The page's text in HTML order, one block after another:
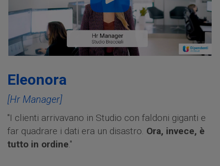
Eleonora
[Hr Manager]
"I clienti arrivavano in Studio con faldoni giganti e
far quadrare i dati era un disastro. Ora, invece, è
tutto in ordine."